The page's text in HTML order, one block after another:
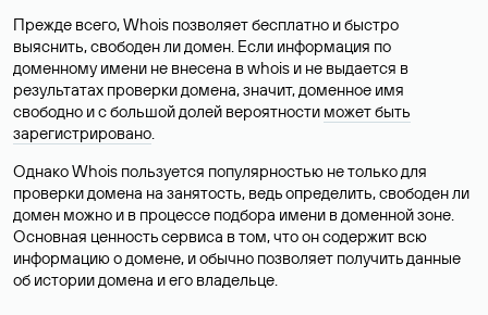
Прежде всего, Whois позволяет бесплатно и быстро
выяснить, свободен ли домен. Если информация по
доменному имени не внесена в whois и не выдается в
результатах проверки домена, значит, доменное имя
свободно и с большой долей вероятности может быть
зарегистрировано.
Однако Whois пользуется популярностью не только для
проверки домена на занятость, ведь определить, свободен ли
домен можно и в процессе подбора имени в доменной зоне.
Основная ценность сервиса в том, что он содержит всю
информацию о домене, и обычно позволяет получить данные
об истории домена и его владельце.